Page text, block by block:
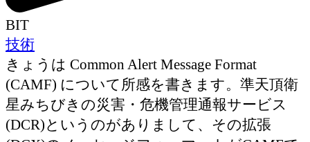
BIT
技術
きょうは Common Alert Message Format
(CAMF) について所感を書きます。準天頂衛
星みちびきの災害・危機管理通報サービス
(DCR)というのがありまして、その拡張